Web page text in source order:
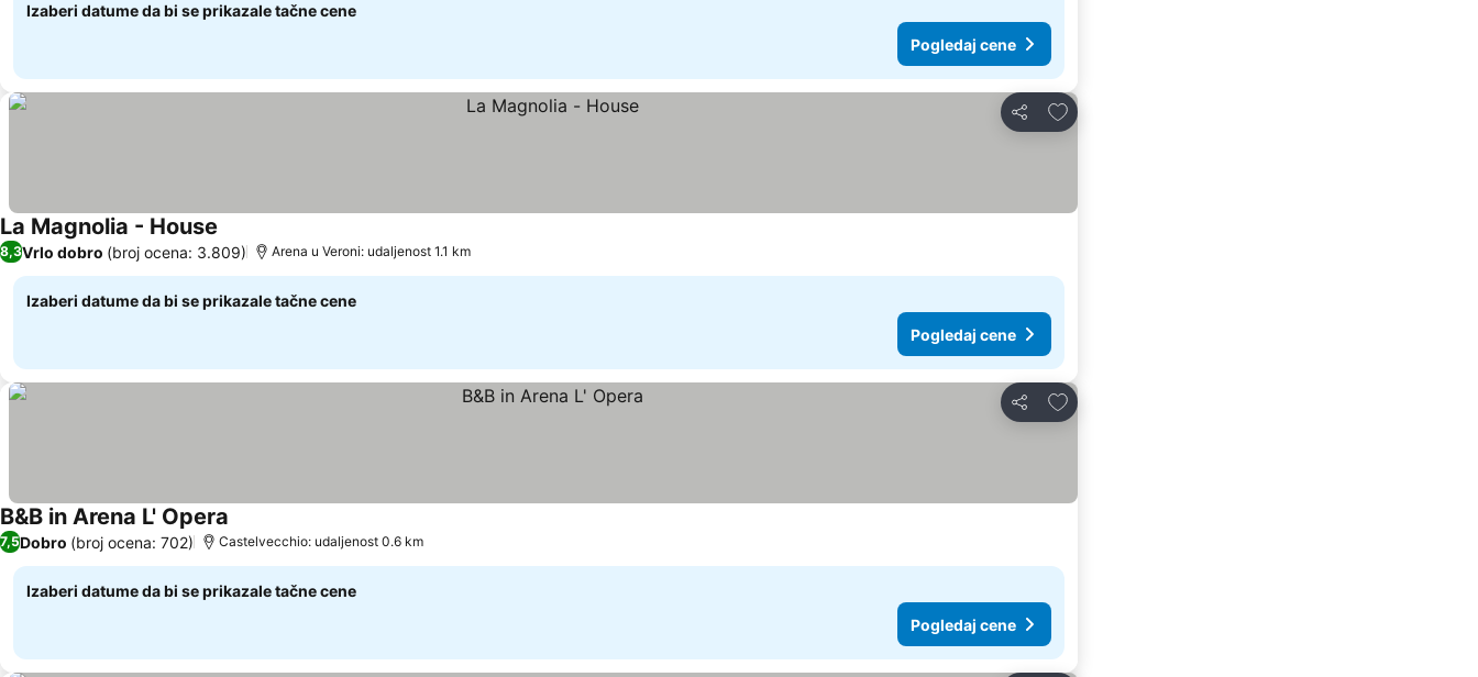
Izaberi datume da bi se prikazale tačne cene
Pogledaj cene
Deli
Dodati u favorite
La Magnolia - House
8,3Vrlo dobro (broj ocena: 3.809) Arena u Veroni: udaljenost 1.1 km
Izaberi datume da bi se prikazale tačne cene
Pogledaj cene
Deli
Dodati u favorite
B&B in Arena L' Opera
7,5Dobro (broj ocena: 702) Castelvecchio: udaljenost 0.6 km
Izaberi datume da bi se prikazale tačne cene
Pogledaj cene